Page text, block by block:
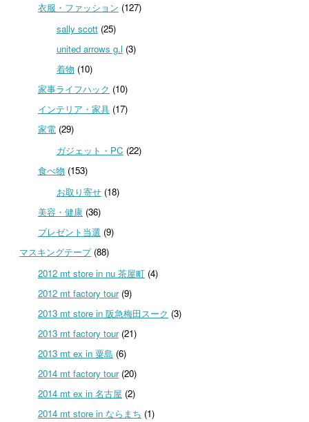
衣服・ファッション (127)
sally scott(25)
united arrows g.l (3)
着物 (10)
家事ライフハック (10)
インテリア・家具(17)
家電(29)
ガジェット・PC (22)
食べ物 (153)
お取り寄せ(18)
美容・健康(36)
プレゼント当選 (9)
マスキングテープ(88)
2012 mt store in nu 茶屋町(4)
2012 mt factory tour(9)
2013 mt store in 阪急梅田スーク (3)
2013 mt factory tour(21)
2013 mt ex in 粟島 (6)
2014 mt factory tour(20)
2014 mt ex in 名古屋 (2)
2014 mt store in ならまち (1)